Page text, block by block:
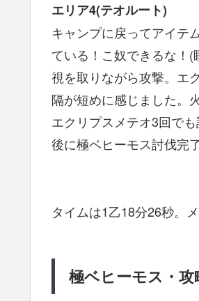
エリア4(テオルート)
キャンプに戻ってアイテ
ている！こ奴できるな！
視を取りながら攻撃。エ
隔が短めに感じました。
エクリプスメテオ3回で
後に極ベヒーモス討伐完
タイムは1乙18分26秒。
極ベヒーモス・攻